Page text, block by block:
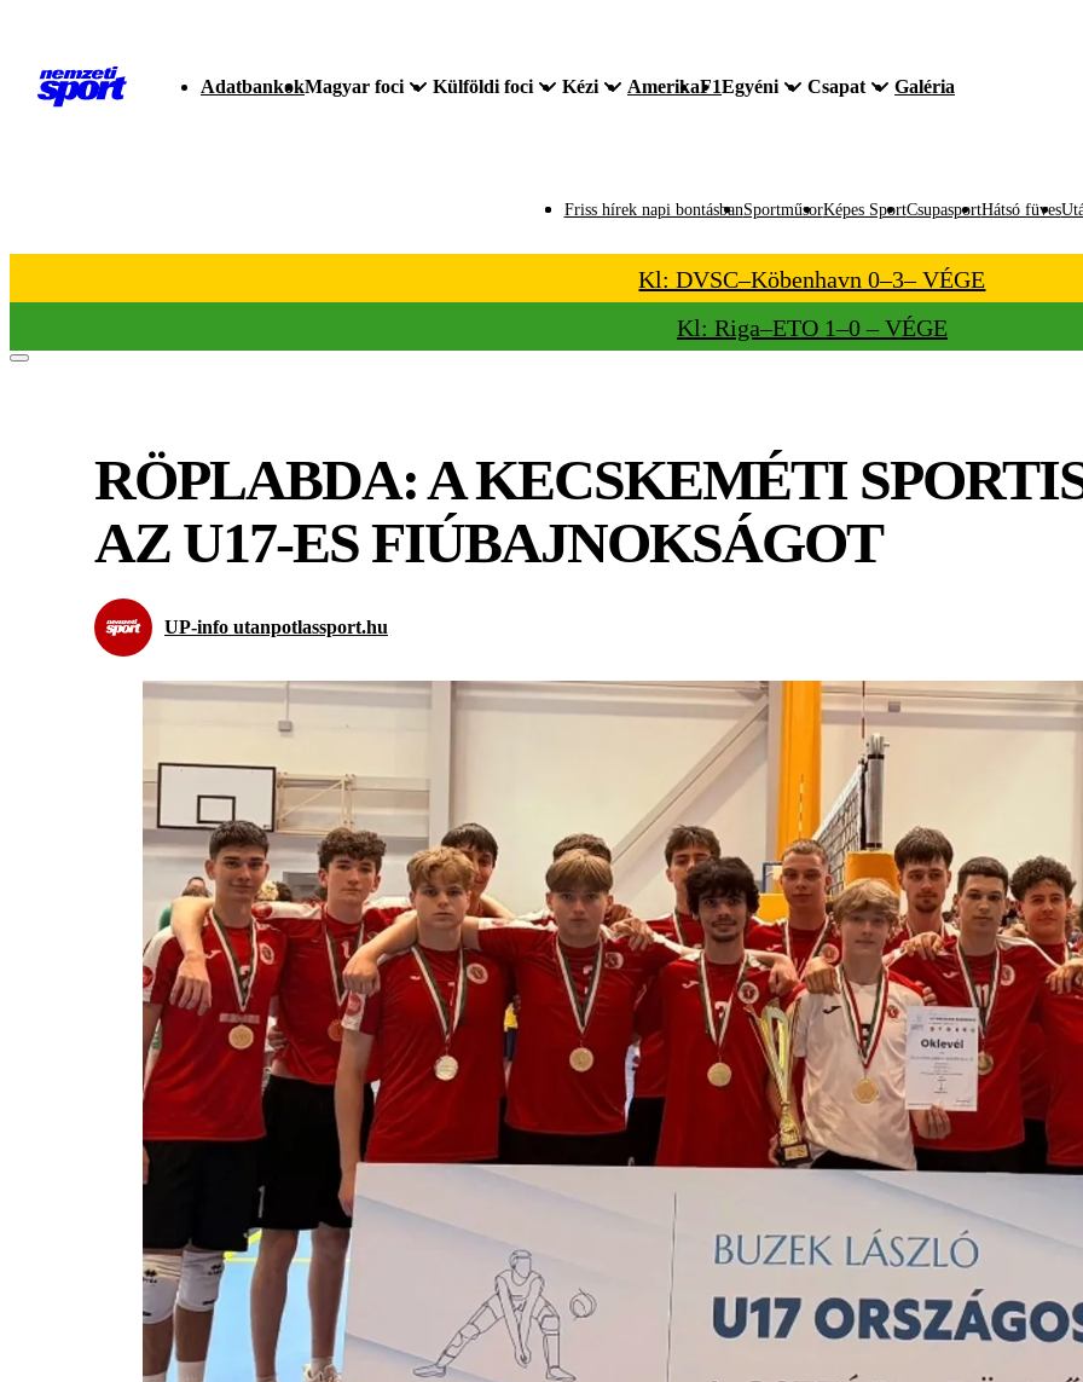
AdatbankokMagyar foci Külföldi foci Kézi AmerikaF1Egyéni Csapat Galéria
Friss hírek napi bontásbanSportműsorKépes SportCsupasportHátsó füves
Kl: DVSC–Köbenhavn 0–3– VÉGE
Kl: Riga–ETO 1–0 – VÉGE
RÖPLABDA: A KECSKEMÉTI
AZ U17-ES FIÚBAJNOKSÁGOT
UP-info utanpotlassport.hu